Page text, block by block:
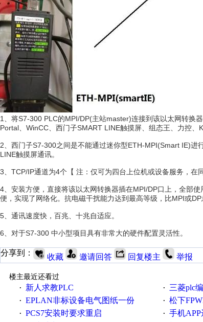
1、将S7-300 PLC的MPI/DP(主站master)连接到该以太网转换
Portal、WinCC、西门子SMART LINE触摸屏、组态王、力控、
2、西门子S7-300之间是不能通过迷你型ETH-MPI(Smart IE)
LINE触摸屏通讯。
3、TCP/IP通道为4个【 注：仅可为四台上位机或设备服务，在
4、安装方便，直接将该以太网转换器插在MPI/DP口上，全部
便，实现了网络化。抗电磁干扰能力达到最高等级，比MPI或
5、通讯速度快，百兆、十兆自适应。
6、对于S7-300 中小型项目具有非常大的硬件配置灵活性。
分享到： 收藏 邀请回答 回复楼主 举报
楼主最近还看过
·
新人求教PLC · 三菱plc
· EPLAN非标设备电气图纸一份 · 松下
· PCS7安装时要求重启 · 手机